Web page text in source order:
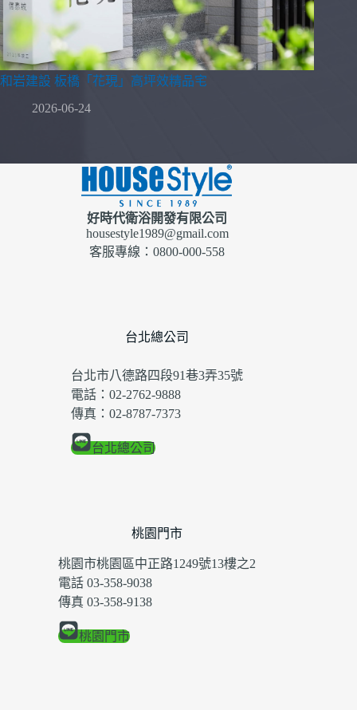
和岩建設 板橋「花現」高坪效精品宅
2026-06-24
好時代衛浴開發有限公司
housestyle1989@gmail.com
客服專線：0800-000-558
台北總公司
台北市八德路四段91巷3弄35號
電話：02-2762-9888
傳真：02-8787-7373
台北總公司
桃園門市
桃園市桃園區中正路1249號13樓之2
電話 03-358-9038
傳真 03-358-9138
桃園門市